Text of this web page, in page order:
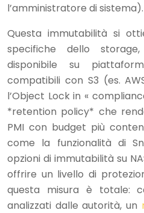
l’amministratore di sistema).
Questa immutabilità si
specifiche dello
disponibile su
compatibili con S3 (es.
l’Object Lock in «
*retention policy* che
PMI con budget più
come la funzionalità di
opzioni di immutabilità su
offrire un livello di
questa misura è totale:
analizzati dalle autorità, un